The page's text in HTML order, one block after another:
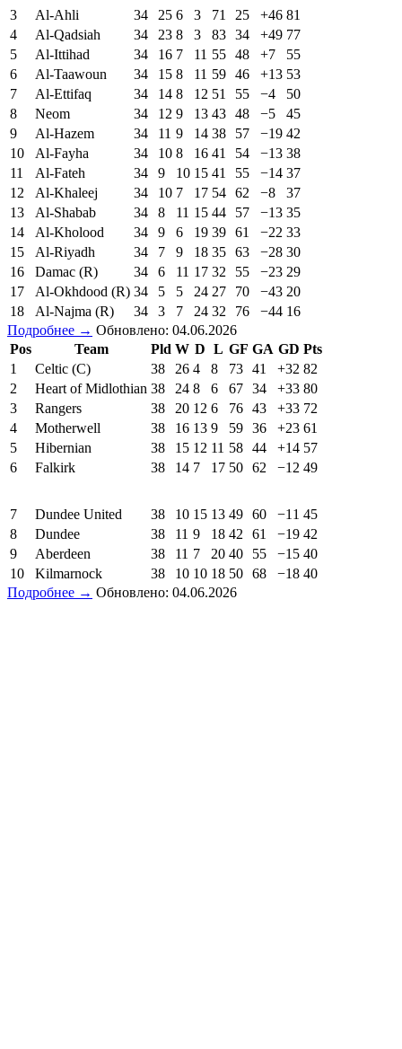
3
Al-Ahli 34 25 6 3 71 25 +46 81
4
Al-Qadsiah 34 23 8 3 83 34 +49 77
5
Al-Ittihad 34 16 7 11 55 48 +7
55
6
Al-Taawoun 34 15 8 11 59 46 +13 53
7
Al-Ettifaq 34 14 8 12 51 55 −4
50
8
Neom 34 12 9 13 43 48 −5
45
9
Al-Hazem 34 11 9 14 38 57 −19 42
10
Al-Fayha 34 10 8 16 41 54 −13 38
11
Al-Fateh 34 9 10 15 41 55 −14 37
12
Al-Khaleej 34 10 7 17 54 62 −8
37
13
Al-Shabab 34 8 11 15 44 57 −13 35
14
Al-Kholood 34 9 6 19 39 61 −22 33
15
Al-Riyadh 34 7 9 18 35 63 −28 30
16
Damac (R) 34 6 11 17 32 55 −23 29
17
Al-Okhdood (R) 34 5 5 24 27 70 −43 20
18
Al-Najma (R) 34 3 7 24 32 76 −44 16
Подробнее → Обновлено: 04.06.2026
Pos
Team Pld W D L GF GA GD Pts
1
Celtic (C) 38 26 4 8 73 41 +32 82
2
Heart of Midlothian 38 24 8 6 67 34 +33 80
3
Rangers 38 20 12 6 76 43 +33 72
4
Motherwell 38 16 13 9 59 36 +23 61
5
Hibernian 38 15 12 11 58 44 +14 57
6
Falkirk 38 14 7 17 50 62 −12 49
7 Dundee United 38 10 15 13 49 60 −11 45
8
Dundee 38 11 9 18 42 61 −19 42
9
Aberdeen 38 11 7 20 40 55 −15 40
10
Kilmarnock 38 10 10 18 50 68 −18 40
Подробнее → Обновлено: 04.06.2026